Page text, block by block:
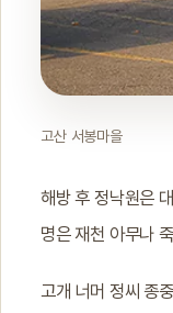
고산 서봉마을
해방 후 정낙원은
명은 재천 아무나
고개 너머 정씨 종